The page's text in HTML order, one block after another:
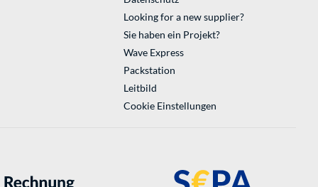
Looking for a new supplier?
Sie haben ein Projekt?
Wave Express
Packstation
Leitbild
Cookie Einstellungen